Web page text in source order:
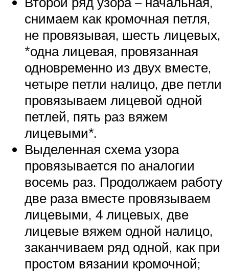
снимаем как кромочная петля,
не провязывая, шесть лицевых,
*одна лицевая, провязанная
одновременно из двух вместе,
четыре петли налицо, две петли
провязываем лицевой одной
петлей, пять раз вяжем
лицевыми*.
Выделенная схема узора
провязывается по аналогии
восемь раз. Продолжаем работу
две раза вместе провязываем
лицевыми, 4 лицевых, две
лицевые вяжем одной налицо,
заканчиваем ряд одной, как при
простом вязании кромочной;